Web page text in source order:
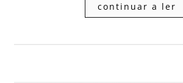
continuar a ler